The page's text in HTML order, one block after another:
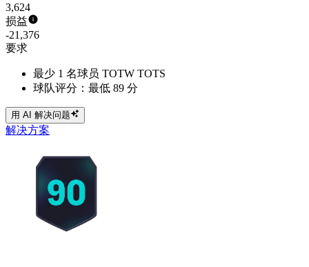
3,624
损益
-21,376
要求
最少 1 名球员 TOTW TOTS
球队评分：最低 89 分
用 AI 解决问题
解决方案